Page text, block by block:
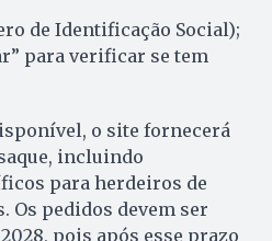
de Identificação Social);
para verificar se tem
o site fornecerá
incluindo
para herdeiros de
Os pedidos devem ser
pois após esse prazo